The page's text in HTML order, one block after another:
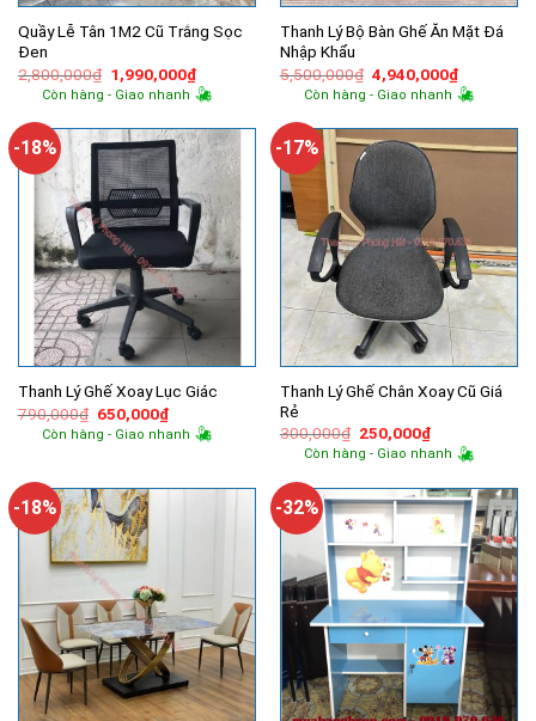
Quầy Lễ Tân 1M2 Cũ Trắng Sọc
Đen
2,800,000₫ Giá
gốc
là:
1,990,000₫Giá
hiện
tại
1,990,000₫.
Còn hàng - Giao nhanh
Thanh Lý Bộ Bàn Ghế Ăn Mặt Đá
Nhập Khẩu
5,500,000₫ Giá
gốc
là:
4,940,000₫Giá
hiện
tại
Còn hàng - Giao nhanh
-18%
Thanh Lý Ghế Xoay Lục Giác
790,000₫ Giá
gốc
là:
650,000₫Giá
hiện
tại
Còn hàng - Giao nhanh
-17%
Thanh Lý Ghế Chân Xoay Cũ Giá
Rẻ
300,000₫ Giá
gốc
là:
250,000₫Giá
hiện
tại
250,000₫.
Còn hàng - Giao nhanh
-18% -32%